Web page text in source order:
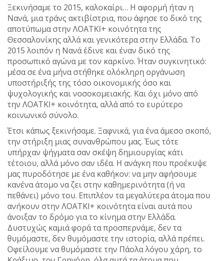
Ξεκινήσαμε το 2015, καλοκαίρι… H αφορμή ήταν η
Νανά, μια τράνς ακτιβίστρια, που άφησε το δικό της
αποτύπωμα στην ΛΟΑΤΚΙ+ κοινότητα της
Θεσσαλονίκης αλλά και γενικότερα στην Ελλάδα. Το
2015 λοιπόν η Νανά έδινε και έναν δικό της
προσωπικό αγώνα με τον καρκίνο. Ήταν συγκινητικό:
μέσα σε ένα μήνα στήθηκε ολόκληρη οργάνωση
υποστήριξής της τόσο οικονομικής όσο και
ψυχολογικής και νοσοκομειακής. Και όχι μόνο από
την ΛΟΑΤΚΙ+ κοινότητα, αλλά από το ευρύτερο
κοινωνικό σύνολο.
Έτσι κάπως ξεκινήσαμε. Ξαφνικά, για ένα άμεσο σκοπό,
την στήριξη μιας συνανθρώπου μας. Έως τότε
υπήρχαν ψήγματα σαν σκέψη δημιουργίας κάτι
τέτοιου, αλλά μόνο σαν ιδέα. Η ανάγκη που προέκυψε
μας πυροδότησε με ένα καθήκον: να μην αφήσουμε
κανένα άτομο να ζει στην καθημερινότητα (ή να
πεθάνει) μόνο του. Επιπλέον τα μεγαλύτερα άτομα που
ανήκουν στην ΛΟΑΤΚΙ+ κοινότητα είναι αυτά που
άνοιξαν το δρόμο για το κίνημα στην Ελλάδα.
Δυστυχώς καμιά φορά τα προσπερνάμε, δεν τα
θυμόμαστε, δεν θυμόμαστε την ιστορία, αλλά πρέπει.
Οφείλουμε να θυμόμαστε την Πάολα λόγου χάρη, το